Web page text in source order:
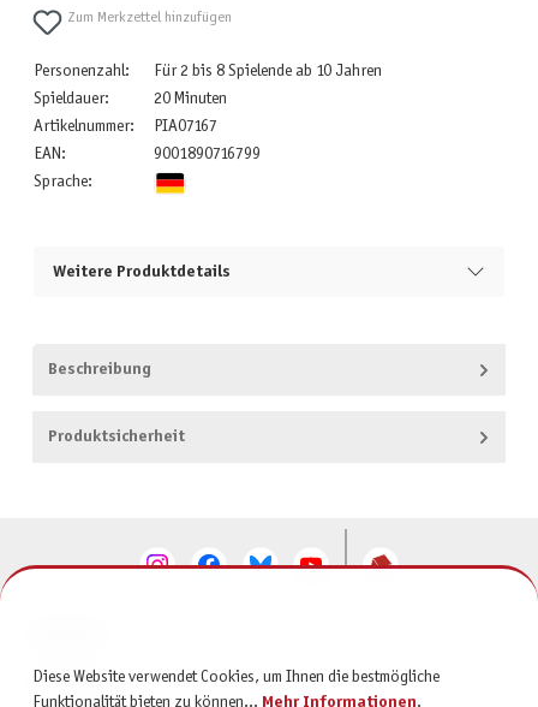
Zum Merkzettel hinzufügen
Personenzahl:
Für 2 bis 8 Spielende ab 10 Jahren
Spieldauer:
20 Minuten
Artikelnummer:
PIA07167
EAN:
9001890716799
Sprache:
Weitere Produktdetails
Beschreibung
Produktsicherheit
SERVICE
Diese Website verwendet Cookies, um Ihnen die bestmögliche
Funktionalität bieten zu können... Mehr Informationen.